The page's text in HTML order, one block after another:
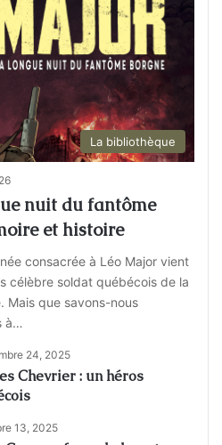
La bibliothèque
nuit du fantôme
et histoire
consacrée à Léo Major vient
célèbre soldat québécois de la
Mais que savons-nous
à…
24, 2025
Chevrier : un héros
13, 2025